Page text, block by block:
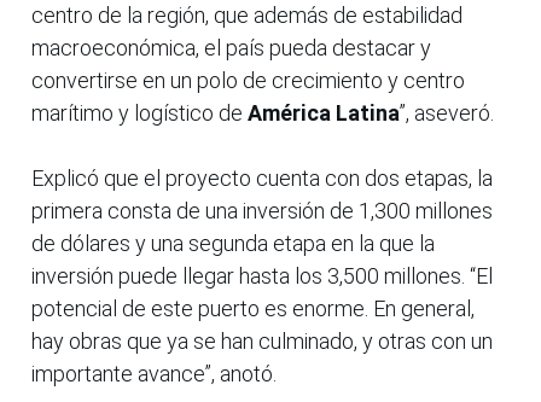
centro de la región, que además de estabilidad
macroeconómica, el país pueda destacar y
convertirse en un polo de crecimiento y centro
marítimo y logístico de América Latina”, aseveró.
Explicó que el proyecto cuenta con dos etapas, la
primera consta de una inversión de 1,300 millones
de dólares y una segunda etapa en la que la
inversión puede llegar hasta los 3,500 millones. “El
potencial de este puerto es enorme. En general,
hay obras que ya se han culminado, y otras con un
importante avance”, anotó.